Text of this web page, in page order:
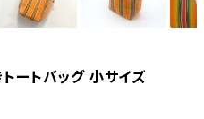
トートバッグ 小サイズ